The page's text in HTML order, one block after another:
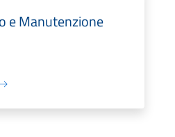
e Manutenzione